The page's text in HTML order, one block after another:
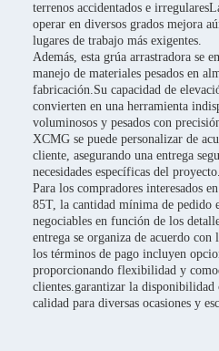
terrenos accidentados e
operar en diversos grados mejora
lugares de trabajo más exigentes.
Además, esta grúa arrastradora se
manejo de materiales pesados en
fabricación.Su capacidad de
convierten en una herramienta
voluminosos y pesados con
XCMG se puede personalizar de
cliente, asegurando una entrega
necesidades específicas del proyecto.
Para los compradores interesados
85T, la cantidad mínima de pedido
negociables en función de los
entrega se organiza de acuerdo
los términos de pago incluyen
proporcionando flexibilidad y
clientes.garantizar la disponibilidad
calidad para diversas ocasiones y